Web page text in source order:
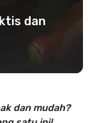
dan
dan mudah?